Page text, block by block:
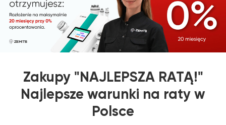
Zakupy "NAJLEPSZA RATĄ!"
Najlepsze warunki na raty w
Polsce